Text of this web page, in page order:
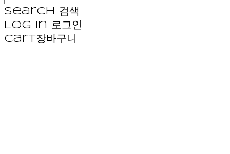
Search
검색
Log In 로그인
Cart장바구니